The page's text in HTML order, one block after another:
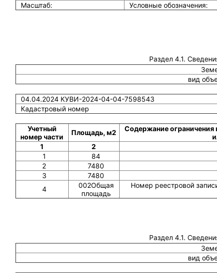
Масштаб:
Условные обозначения:
Раздел 4.1.
вид
04.04.2024 КУВИ-2024-04-04-7598543
Кадастровый номер
Учетный
номер части
Площадь, м2
Содержание ограничения
1
2
1
84
2
7480
3
7480
4
002Общая
площадь
Номер реестровой
Раздел 4.1.
вид